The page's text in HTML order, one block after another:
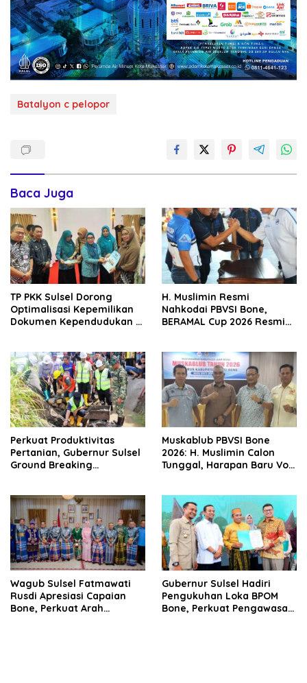
Batalyon c pelopor
Baca Juga
TP PKK Sulsel Dorong
Optimalisasi Kepemilikan
Dokumen Kependudukan di
H. Muslimin Resmi
Nahkodai PBVSI Bone,
BERAMAL Cup 2026 Resmi
Perkuat Produktivitas
Pertanian, Gubernur Sulsel
Ground Breaking
Muskablub PBVSI Bone
2026: H. Muslimin Calon
Tunggal, Harapan Baru Voli
Wagub Sulsel Fatmawati
Rusdi Apresiasi Capaian
Bone, Perkuat Arah
Gubernur Sulsel Hadiri
Pengukuhan Loka BPOM
Bone, Perkuat Pengawasan